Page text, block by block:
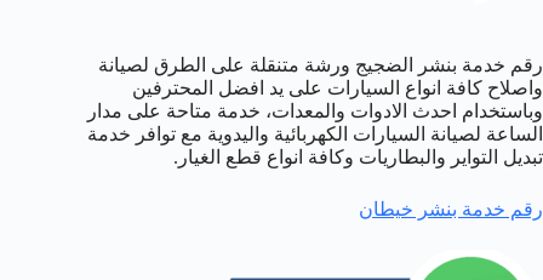
رقم خدمة بنشر الضجيج ورشة متنقلة على الطرق لصيانة
واصلاح كافة انواع السيارات على يد افضل المحترفين
وباستخدام احدث الادوات والمعدات، خدمة متاحة على مدار
الساعة لصيانة السيارات الكهربائية واليدوية مع توافر خدمة
تبديل التواير والبطاريات وكافة انواع قطع الغيار.
رقم خدمة بنشر خيطان